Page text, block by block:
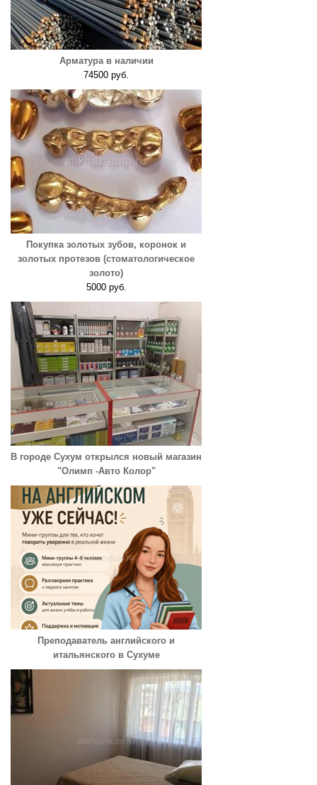
Арматура в наличии
74500 руб.
Покупка золотых зубов, коронок и
золотых протезов (стоматологическое
золото)
5000 руб.
В городе Сухум открылся новый магазин
"Олимп -Авто Колор"
Преподаватель английского и
итальянского в Сухуме